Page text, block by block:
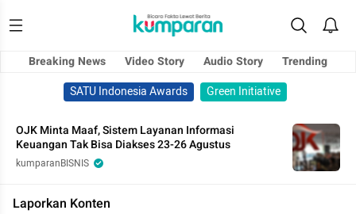
Breaking News Video Story Audio Story
Trending
SATU Indonesia Awards
Green Initiative
OJK Minta Maaf, Sistem Layanan Informasi
Keuangan Tak Bisa Diakses 23-26 Agustus
kumparanBISNIS
Laporkan Konten